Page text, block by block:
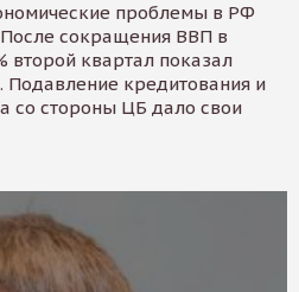
проблемы в РФ
После сокращения ВВП в
второй квартал показал
Подавление кредитования и
со стороны ЦБ дало свои